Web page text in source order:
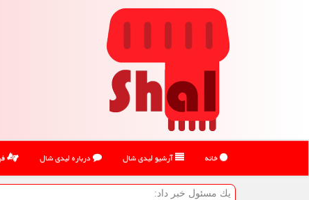
خانه آرشیو لیدی شال درباره لیدی شال
یك مسئول خبر داد: